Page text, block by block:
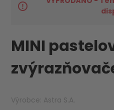
MINI
Výrobce: Astra S.A.